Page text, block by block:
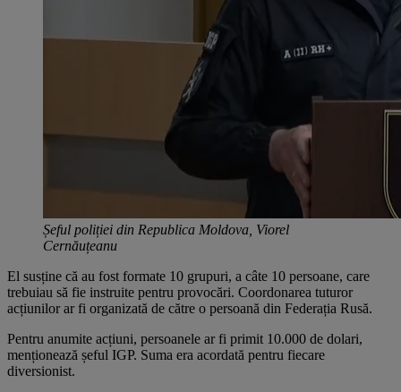
Șeful poliției din Republica Moldova, Viorel
Cernăuțeanu
El susține că au fost formate 10 grupuri, a câte 10 persoane, care
trebuiau să fie instruite pentru provocări. Coordonarea tuturor
acțiunilor ar fi organizată de către o persoană din Federația Rusă.
Pentru anumite acțiuni, persoanele ar fi primit 10.000 de dolari,
menționează șeful IGP. Suma era acordată pentru fiecare
diversionist.